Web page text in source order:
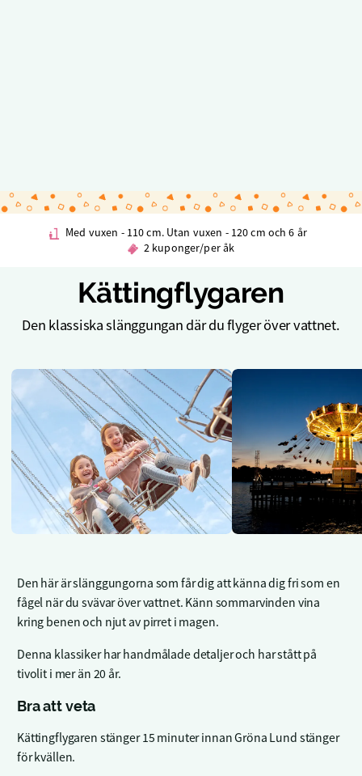
Med vuxen - 110 cm. Utan vuxen - 120 cm och 6 år
2 kuponger/per åk
Kättingflygaren
Den klassiska slänggungan där du flyger över vattnet.
Den här är slänggungorna som får dig att känna dig fri som en
fågel när du svävar över vattnet. Känn sommarvinden vina
kring benen och njut av pirret i magen.
Denna klassiker har handmålade detaljer och har stått på
tivolit i mer än 20 år.
Bra att veta
Kättingflygaren stänger 15 minuter innan Gröna Lund stänger
för kvällen.